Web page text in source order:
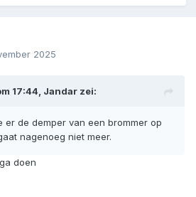
2025
17:44, Jandar zei:
er de demper van een brommer op
nagenoeg niet meer.
doen